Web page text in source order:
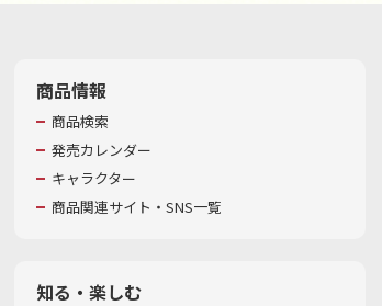
商品情報
商品検索
発売カレンダー
キャラクター
商品関連サイト・SNS一覧
知る・楽しむ